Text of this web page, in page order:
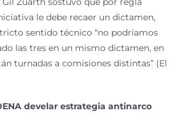
le debe recaer un dictamen,
sentido técnico “no podríamos
las tres en un mismo dictamen, en
turnadas a comisiones distintas” (El
develar estrategia antinarco